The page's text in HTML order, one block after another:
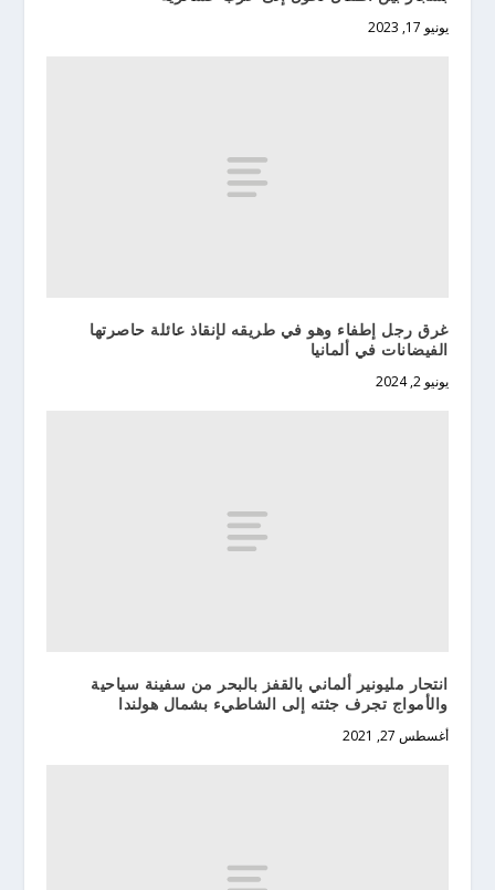
يونيو 17, 2023
غرق رجل إطفاء وهو في طريقه لإنقاذ عائلة حاصرتها
الفيضانات في ألمانيا
يونيو 2, 2024
انتحار مليونير ألماني بالقفز بالبحر من سفينة سياحية
والأمواج تجرف جثته إلى الشاطيء بشمال هولندا
أغسطس 27, 2021